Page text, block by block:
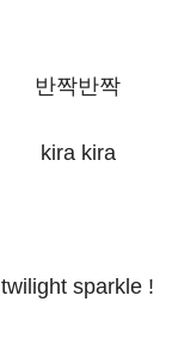
반짝반짝
kira kira
twilight sparkle !